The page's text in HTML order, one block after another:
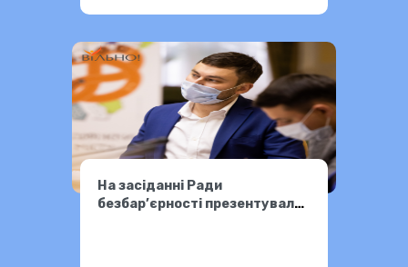
На засіданні Ради
безбар’єрності презентували